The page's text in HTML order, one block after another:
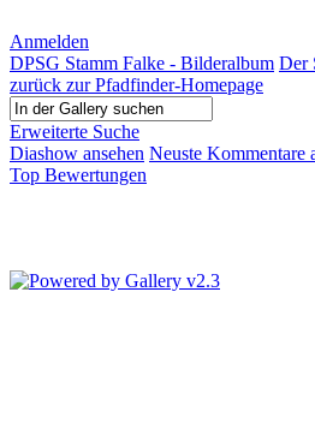
Anmelden
DPSG Stamm Falke - Bilderalbum Der
zurück zur Pfadfinder-Homepage
Erweiterte Suche
Diashow ansehen Neuste Kommentare
Top Bewertungen